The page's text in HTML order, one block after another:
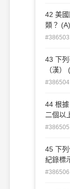
42 美
類？ (A)五大類 (B)七大類 (C)十大類 (D)二
十一大類
#386503
43 下列
（漢
修 (D)鄭
#386504
44 根
二個以
應為何
#386505
45 下列
紀錄標
格式
#386506